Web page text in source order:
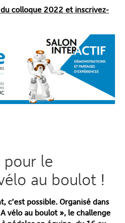
colloque 2022 et inscrivez-
pour le
au boulot !
c’est possible. Organisé dans
vélo au boulot », le challenge